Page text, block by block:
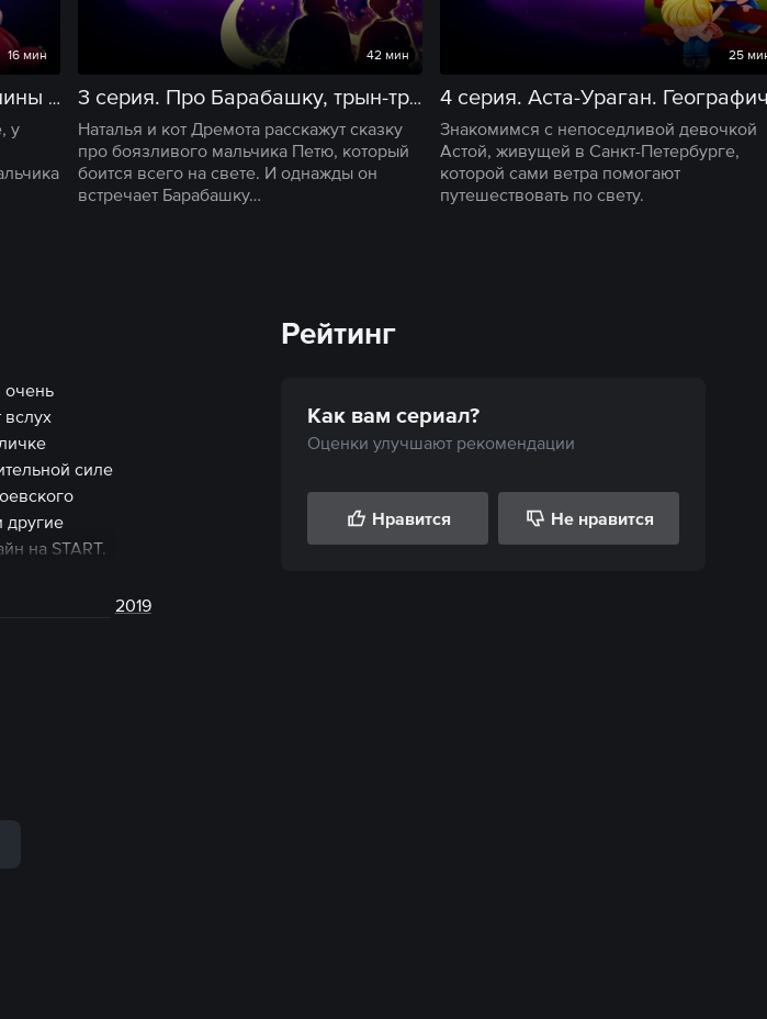
16 мин
2 серия. Ночные гости и Ванины сны
у
42 мин
3 серия. Про Барабашку, трын-траву и смелого Петю
Наталья и кот Дремота расскажут сказку
про боязливого мальчика Петю, который
боится всего на свете. И однажды он
встречает Барабашку…
25
Знакомимся с непоседливой девочкой
Астой, живущей в Санкт-Петербурге,
которой сами ветра помогают
путешествовать по свету.
очень
вслух
силе
другие
на START.
2019
Рейтинг
Как вам сериал?
Оценки улучшают рекомендации
Нравится Не нравится